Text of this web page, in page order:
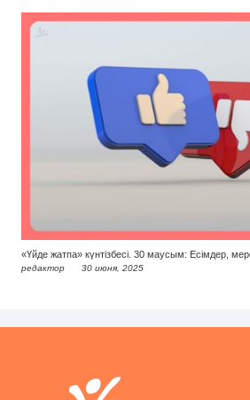
«Үйде жатпа» күнтізбесі. 30 маусым: Есімдер,
редактор 30 июня, 2025